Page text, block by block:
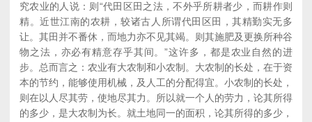
究农业的人说：则“代田区田之法，不外乎所耕者少，而耕作则
精。近世江南的农耕，较诸古人所谓代田区田，其精勤实无多
让。其田并不番休，而地力亦不见其竭。则其施肥及更换所种谷
物之法，亦必有精意存乎其间。”这许多，都是农业自然的进
步。总而言之：农业有大农制和小农制。大农制的长处，在于资
本的节约，能够使用机械，及人工的分配得宜。小农制的长处，
则在以人尽其劳，使地尽其力。所以就一个人的劳力，论其所得
的多少，是大农制为长。就土地同一的面积，论其所得的多少，